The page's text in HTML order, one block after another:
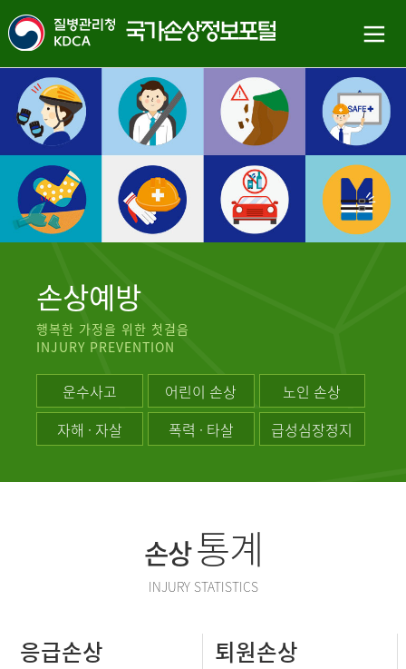
손상예방
행복한 가정을 위한 첫걸음
INJURY PREVENTION
운수사고 어린이 손상
노인 손상
자해 · 자살
폭력 · 타살 급성심장정지
손상통계
INJURY STATISTICS
응급손상 퇴원손상